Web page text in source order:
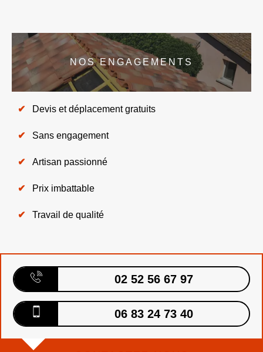
NOS ENGAGEMENTS
Devis et déplacement gratuits
Sans engagement
Artisan passionné
Prix imbattable
Travail de qualité
02 52 56 67 97
06 83 24 73 40